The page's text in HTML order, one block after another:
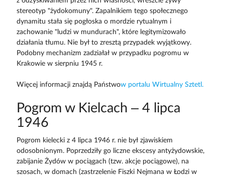
stereotyp "żydokomuny". Zapalnikiem tego społecznego
dynamitu stała się pogłoska o mordzie rytualnym i
zachowanie "ludzi w mundurach", które legitymizowało
działania tłumu. Nie był to zresztą przypadek wyjątkowy.
Podobny mechanizm zadziałał w przypadku pogromu w
Krakowie w sierpniu 1945 r.
Więcej informacji znajdą Państwow portalu Wirtualny Sztetl.
Pogrom w Kielcach – 4 lipca
1946
Pogrom kielecki z 4 lipca 1946 r. nie był zjawiskiem
odosobnionym. Poprzedziły go liczne ekscesy antyżydowskie,
zabijanie Żydów w pociągach (tzw. akcje pociągowe), na
szosach, w domach (zastrzelenie Fiszki Nejmana w Łodzi w